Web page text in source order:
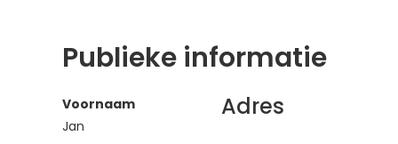
Publieke informatie
Voornaam
Jan
Adres